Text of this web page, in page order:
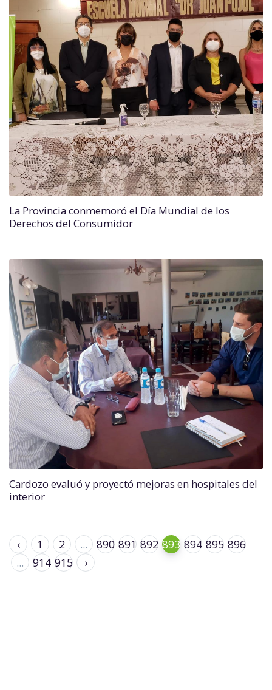
La Provincia conmemoró el Día Mundial de los
Derechos del Consumidor
Cardozo evaluó y proyectó mejoras en hospitales del
interior
‹ 1 2 ... 890 891 892 893 894 895 896
...
914 915 ›